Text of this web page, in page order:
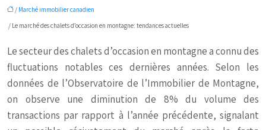
/ Marché immobilier canadien
/ Le marché des chalets d’occasion en montagne: tendances actuelles
Le secteur des chalets d’occasion en montagne a connu des
fluctuations notables ces dernières années. Selon les
données de l’Observatoire de l’Immobilier de Montagne,
on observe une diminution de 8% du volume des
transactions par rapport à l’année précédente, signalant